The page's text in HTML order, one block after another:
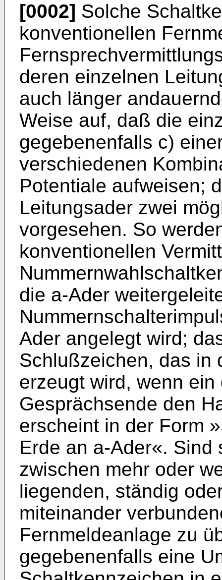
[0002] Solche
konventionellen
deren einzelnen
auch länger
Weise auf, daß die
gegebenenfalls c)
verschiedenen
Potentiale aufweisen;
Leitungsader zwei
vorgesehen. So
konventionellen
die a-Ader
Ader angelegt wird;
Schlußzeichen, das in
erzeugt wird, wenn
Gesprächsende den
erscheint in der Form
Erde an a-Ader«.
zwischen mehr oder
liegenden, ständig
miteinander
Fernmeldeanlage zu
gegebenenfalls eine